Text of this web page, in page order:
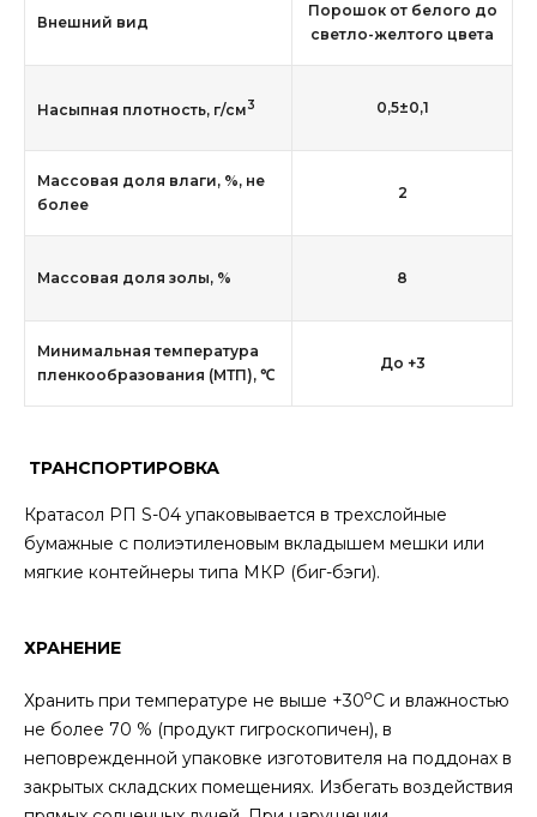
Внешний вид
Порошок от белого до
светло-желтого цвета
Насыпная плотность, г/см3 0,5±0,1
Массовая доля влаги, %, не
более
2
Массовая доля золы, % 8
Минимальная температура
пленкообразования (МТП), ℃
До +3
ТРАНСПОРТИРОВКА
Кратасол РП S-04 упаковывается в трехслойные
бумажные с полиэтиленовым вкладышем мешки или
мягкие контейнеры типа МКР (биг-бэги).
ХРАНЕНИЕ
Хранить при температуре не выше +30оС и влажностью
не более 70 % (продукт гигроскопичен), в
неповрежденной упаковке изготовителя на поддонах в
закрытых складских помещениях. Избегать воздействия